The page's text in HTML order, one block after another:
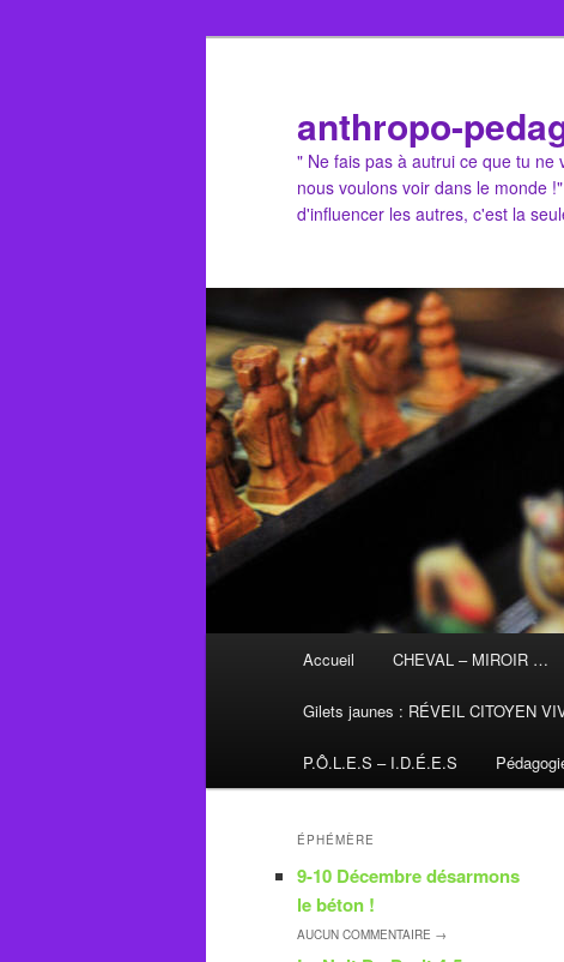
anthropo-
" Ne fais pas à autrui ce que tu
nous voulons voir dans le monde
d'influencer les autres, c'est la
Accueil CHEVAL – MIROIR …
Gilets jaunes : RÉVEIL CITOYEN
P.Ô.L.E.S – I.D.É.E.S
ÉPHÉMÈRE
9-10 Décembre désarmons
le béton !
AUCUN COMMENTAIRE →